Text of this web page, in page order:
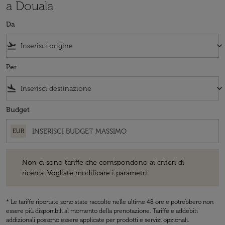
a Douala
Da
flight_takeoff keyboard_arrow_down
Per
flight_land keyboard_arrow_down
Budget
EUR
Non ci sono tariffe che corrispondono ai criteri di
ricerca. Vogliate modificare i parametri.
* Le tariffe riportate sono state raccolte nelle ultime 48 ore e potrebbero non
essere più disponibili al momento della prenotazione. Tariffe e addebiti
addizionali possono essere applicate per prodotti e servizi opzionali.